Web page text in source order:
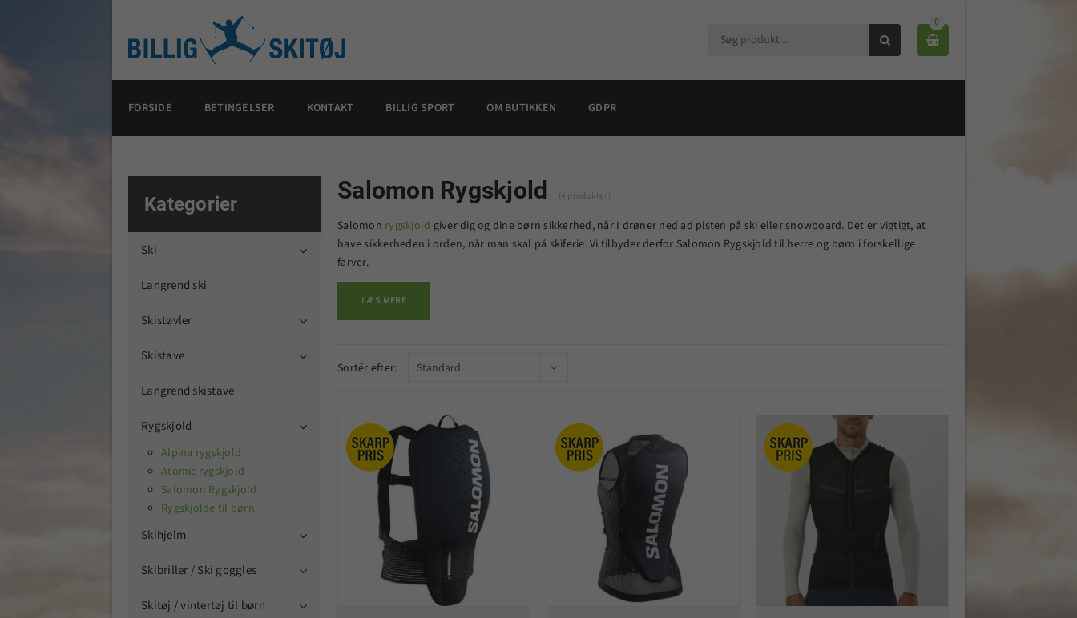

0

FORSIDE BETINGELSER KONTAKT BILLIG SPORT OM BUTIKKEN GDPR
Kategorier
Ski 
Langrend ski
Skistøvler 
Skistave 
Langrend skistave
Rygskjold 
Alpina rygskjold
Atomic rygskjold
Salomon Rygskjold
Rygskjolde til børn
Skihjelm 
Skibriller / Ski goggles 
Skitøj / vintertøj til børn 
Salomon Rygskjold (4 produkter)
Salomon rygskjold giver dig og dine børn sikkerhed, når I drøner ned ad pisten på ski eller snowboard. Det er vigtigt, at
have sikkerheden i orden, når man skal på skiferie. Vi tilbyder derfor Salomon Rygskjold til herre og børn i forskellige
farver.
LÆS MERE
Sortér efter: